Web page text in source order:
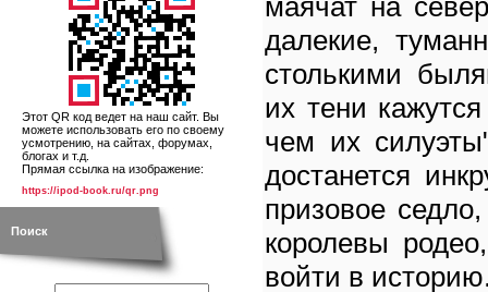
Этот QR код ведет на наш сайт. Вы
можете использовать его по своему
усмотрению, на сайтах, форумах,
блогах и т.д.
Прямая ссылка на изображение:
https://ipod-book.ru/qr.png
Поиск
далекие,
столькими
их тени
чем их
достанется
призовое
королевы
войти в